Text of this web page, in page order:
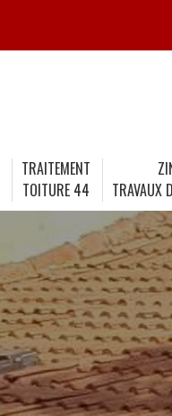
TRAITEMENT
TOITURE 44
TRAVAUX